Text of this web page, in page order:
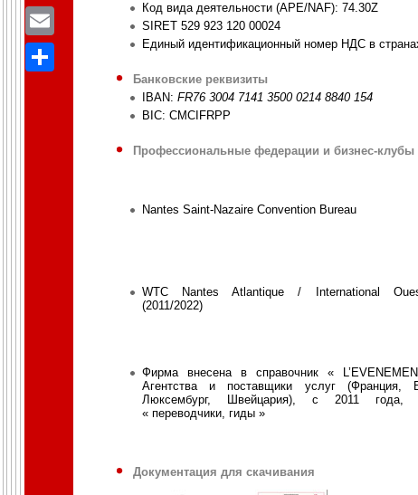
Код вида деятельности (APE/NAF): 74.30Z
SIRET 529 923 120 00024
Единый идентификационный номер НДС в
Банковские реквизиты
IBAN: FR76 3004 7141 3500 0214 8840 154
BIC: CMCIFRPP
Профессиональные федерации и бизнес-клубы
Nantes Saint-Nazaire Convention Bureau
WTC Nantes Atlantique / International
(2011/2022)
Фирма внесена в справочник «
Агентства и поставщики услуг (Франция,
Люксембург, Швейцария), c 2011 года,
« переводчики, гиды »
Документация для скачивания
Reddit
Email